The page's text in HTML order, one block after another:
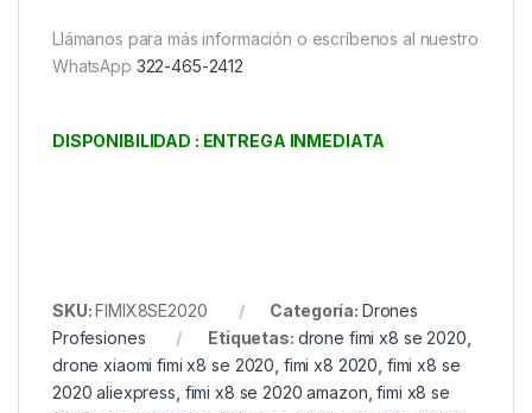
Llámanos para más información o escríbenos al nuestro
WhatsApp 322-465-2412
DISPONIBILIDAD : ENTREGA INMEDIATA
SKU:FIMIX8SE2020 Categoría: Drones
Profesiones
Etiquetas: drone fimi x8 se 2020
drone xiaomi fimi x8 se 2020 fimi x8 2020 fimi x8 se
2020 aliexpress fimi x8 se 2020 amazon ,fimi x8 se